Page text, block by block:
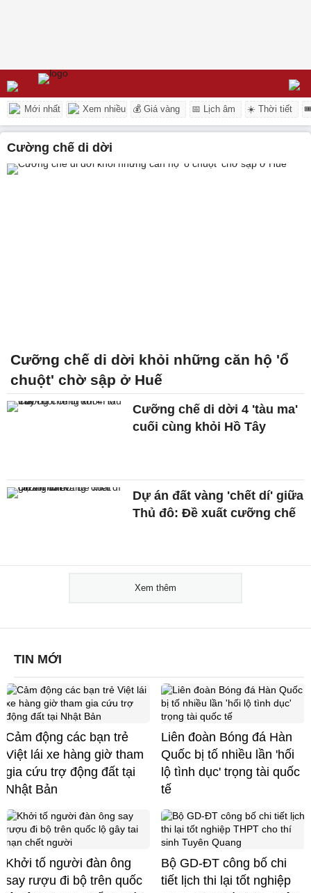
Mới nhất Xem nhiều 💰 Giá vàng 📅 Lịch âm ☀️ Thời tiết
cường chế di dời
Cưỡng chế di dời khỏi những căn hộ 'ổ
chuột' chờ sập ở Huế
Cưỡng chế di dời 4 'tàu ma'
cuối cùng khỏi Hồ Tây
Dự án đất vàng 'chết dí' giữa
Thủ đô: Đề xuất cưỡng chế
Xem thêm
TIN MỚI
Cảm động các bạn trẻ
Việt lái xe hàng giờ tham
gia cứu trợ động đất tại
Nhật Bản
Liên đoàn Bóng đá Hàn
Quốc bị tố nhiều lần 'hối
lộ tình dục' trọng tài quốc
tế
Khởi tố người đàn ông
say rượu đi bộ trên quốc
Bộ GD-ĐT công bố chi
tiết lịch thi lại tốt nghiệp